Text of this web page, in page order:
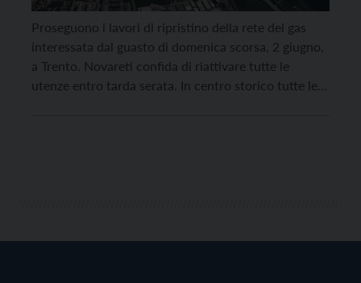
Proseguono i lavori di ripristino della rete del gas
interessata dal guasto di domenica scorsa, 2 giugno,
a Trento. Novareti confida di riattivare tutte le
utenze entro tarda serata. In centro storico tutte le